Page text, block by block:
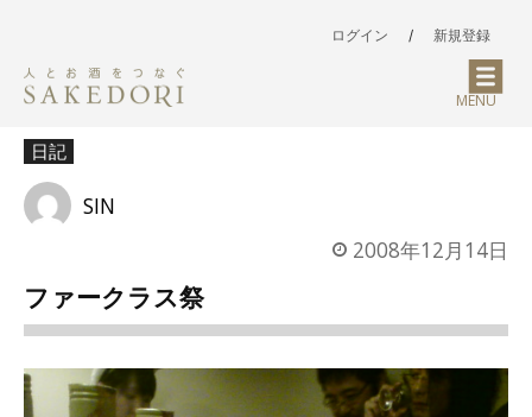
ログイン / 新規登録
MENU
日記
SIN
2008年12月14日
ファークラス祭